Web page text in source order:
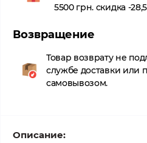
5500 грн. скидка -
Возвращение
Товар возврату не
службе доставки или
самовывозом.
Описание: